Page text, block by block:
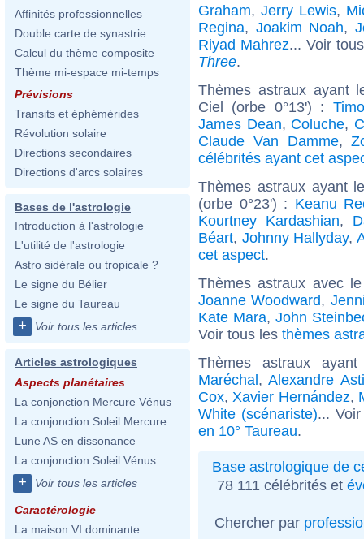
Affinités professionnelles
Double carte de synastrie
Calcul du thème composite
Thème mi-espace mi-temps
Prévisions
Transits et éphémérides
Révolution solaire
Directions secondaires
Directions d'arcs solaires
Bases de l'astrologie
Introduction à l'astrologie
L'utilité de l'astrologie
Astro sidérale ou tropicale ?
Le signe du Bélier
Le signe du Taureau
+ Voir tous les articles
Articles astrologiques
Aspects planétaires
La conjonction Mercure Vénus
La conjonction Soleil Mercure
Lune AS en dissonance
La conjonction Soleil Vénus
+ Voir tous les articles
Caractérologie
La maison VI dominante
Graham, Jerry Lewis,
Regina, Joakim Noah,
Riyad Mahrez... Voir
Three.
Thèmes astraux ayant
Ciel (orbe 0°13') :
James Dean, Coluche,
Claude Van Damme,
célébrités ayant cet
Thèmes astraux ayant
(orbe 0°23') : Keanu
Kourtney Kardashian,
Béart, Johnny Hallyday,
cet aspect.
Thèmes astraux avec
Joanne Woodward,
Kate Mara, John
Voir tous les thèmes
Thèmes astraux
Maréchal,Alexandre
Cox, Xavier Hernández,
White (scénariste)...
en 10° Taureau.
Base astrologique de
78 111 célébrités et
Chercher par